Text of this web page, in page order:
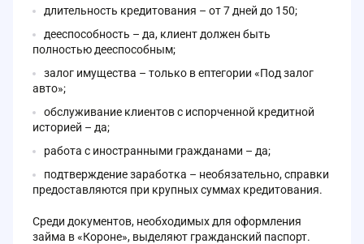
длительность кредитования – от 7 дней до 150;
дееспособность – да, клиент должен быть
полностью дееспособным;
залог имущества – только в ептегории «Под залог
авто»;
обслуживание клиентов с испорченной кредитной
историей – да;
работа с иностранными гражданами – да;
подтверждение заработка – необязательно, справки
предоставляются при крупных суммах кредитования.
Среди документов, необходимых для оформления
займа в «Короне», выделяют гражданский паспорт.